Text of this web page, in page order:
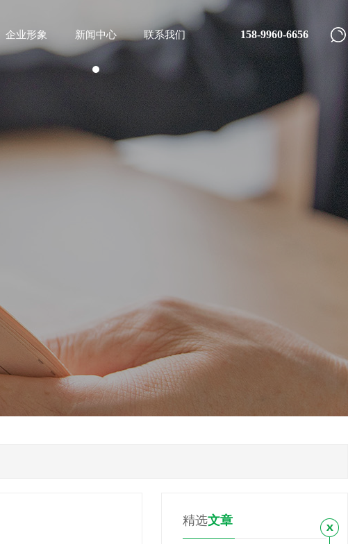
企业形象 新闻中心 联系我们 158-9960-6656
精选文章